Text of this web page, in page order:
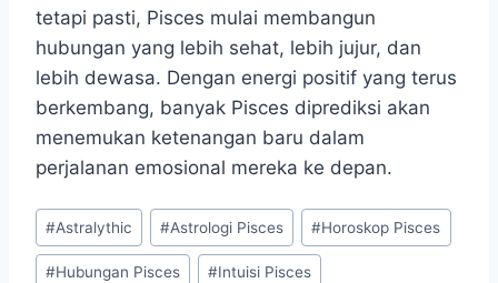
tetapi pasti, Pisces mulai membangun
hubungan yang lebih sehat, lebih jujur, dan
lebih dewasa. Dengan energi positif yang terus
berkembang, banyak Pisces diprediksi akan
menemukan ketenangan baru dalam
perjalanan emosional mereka ke depan.
Post
Tags:
#Astralythic #Astrologi Pisces #Horoskop Pisces
#Hubungan Pisces #Intuisi Pisces